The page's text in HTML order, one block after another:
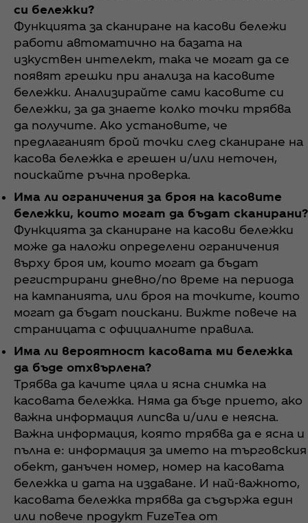
си бележки?
Функцията за сканиране на касови бележи
работи автоматично на базата на
изкуствен интелект, така че могат да се
появят грешки при анализа на касовите
бележки. Анализирайте сами касовите си
бележки, за да знаете колко точки трябва
да получите. Ако установите, че
предлаганият брой точки след сканиране на
касова бележка е грешен и/или неточен,
поискайте ръчна проверка.
Има ли ограничения за броя на касовите
бележки, които могат да бъдат сканирани?
Функцията за сканиране на касови бележки
може да наложи определени ограничения
върху броя им, които могат да бъдат
регистрирани дневно/по време на периода
на кампанията, или броя на точките, които
могат да бъдат поискани. Вижте повече на
страницата с официалните правила.
Има ли вероятност касовата ми бележка
да бъде отхвърлена?
Трябва да качите цяла и ясна снимка на
касовата бележка. Няма да бъде прието, ако
важна информация липсва и/или е неясна.
Важна информация, която трябва да е ясна и
пълна е: информация за името на търговския
обект, данъчен номер, номер на касовата
бележка и дата на издаване. И най-важното,
касовата бележка трябва да съдържа един
или повече продукт FuzeTea от